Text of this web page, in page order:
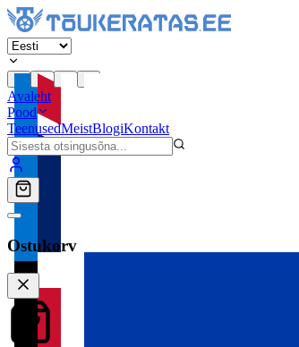
Avaleht
Pood
TeenusedMeistBlogiKontakt
Ostukorv